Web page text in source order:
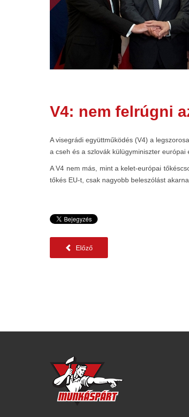
V4: nem felrúgni
A visegrádi együttműködés (V4) a
a cseh és a szlovák külügyminiszter
A V4 nem más, mint a kelet-európai
tőkés EU-t, csak nagyobb beleszólást
Előző